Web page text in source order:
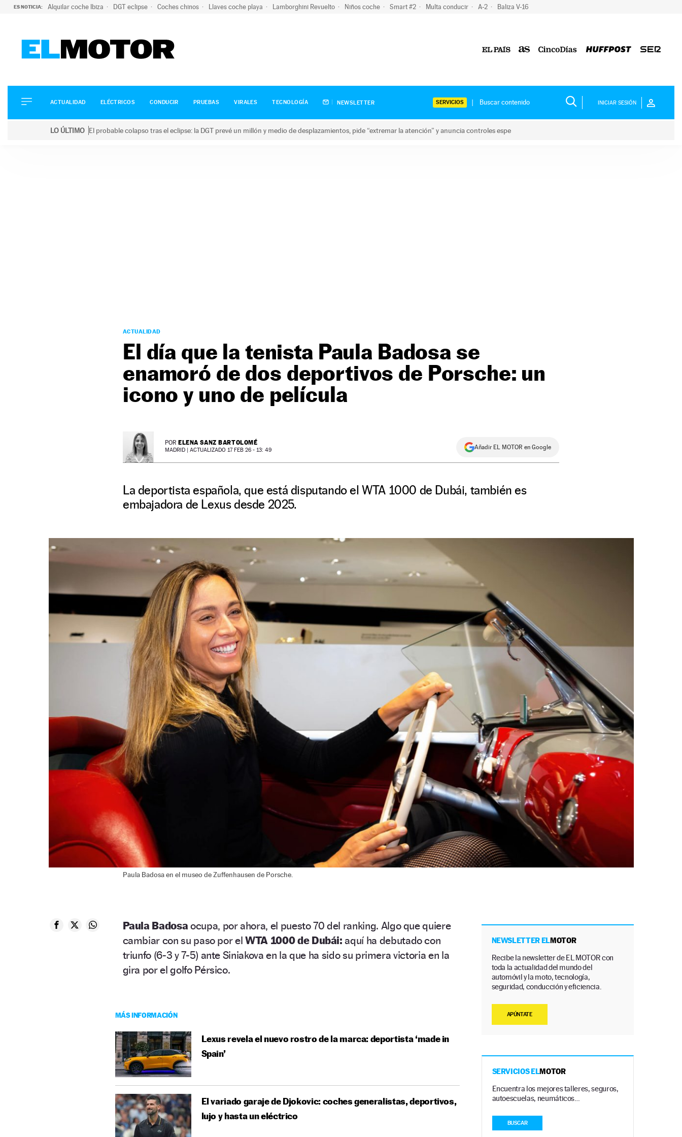
ES NOTICIA: Alquilar coche Ibiza DGT eclipse Coches chinos Llaves coche playa Lamborghini Revuelto Niños coche Smart #2 Multa conducir A-2 Baliza V-16
ELÉCTRICOS
CONDUCIR
ACTUALIDAD ELÉCTRICOS CONDUCIR PRUEBAS VIRALES TECNOLOGÍA NEWSLETTER SERVICIOS INICIAR SESIÓN
LO ÚLTIMO El probable colapso tras el eclipse: la DGT prevé un millón y medio de desplazamientos, pide “extremar la atención” y anuncia controles espe
ACTUALIDAD
El día que la tenista Paula Badosa se
enamoró de dos deportivos de Porsche: un
icono y uno de película
POR ELENA SANZ BARTOLOMÉ
MADRID | ACTUALIZADO 17 FEB 26 - 13: 49 Añadir EL MOTOR en Google
La deportista española, que está disputando el WTA 1000 de Dubái, también es
embajadora de Lexus desde 2025.
Paula Badosa en el museo de Zuffenhausen de Porsche.
Paula Badosa ocupa, por ahora, el puesto 70 del ranking. Algo que quiere
cambiar con su paso por elWTA 1000 de Dubái:aquí ha debutado con
triunfo (6-3 y 7-5) ante Siniakova en la que ha sido su primera victoria en la
gira por el golfo Pérsico.
MÁS INFORMACIÓN
Lexus revela el nuevo rostro de la marca: deportista ‘made in
Spain’
El variado garaje de Djokovic: coches generalistas, deportivos,
lujo y hasta un eléctrico
NEWSLETTER ELMOTOR
Recibe la newsletter de EL MOTOR con
toda la actualidad del mundo del
automóvil y la moto, tecnología,
seguridad, conducción y eficiencia.
APÚNTATE
SERVICIOS ELMOTOR
Encuentra los mejores talleres, seguros,
autoescuelas, neumáticos…
BUSCAR